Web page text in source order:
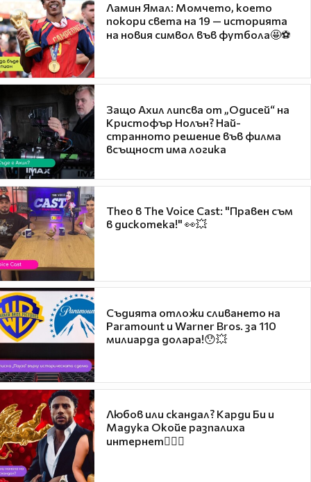
Ламин Ямал: Момчето, което
покори света на 19 — историята
на новия символ във футбола🤩⚽
Защо Ахил липсва от „Одисей“ на
Кристофър Нолън? Най-
странното решение във филма
всъщност има логика
Theo в The Voice Cast: "Правен съм
в дискотека!" 👀💥
Съдията отложи сливането на
Paramount и Warner Bros. за 110
милиарда долара!😯💥
Любов или скандал? Карди Би и
Мадука Окойе разпалиха
интернет❤️‍🔥🔥